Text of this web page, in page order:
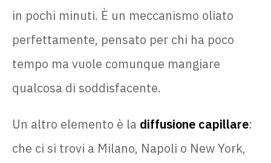
in pochi minuti. È un meccanismo oliato
perfettamente, pensato per chi ha poco
tempo ma vuole comunque mangiare
qualcosa di soddisfacente.
Un altro elemento è la diffusione capillare:
che ci si trovi a Milano, Napoli o New York,